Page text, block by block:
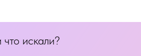
искали?